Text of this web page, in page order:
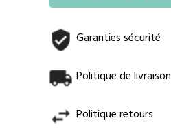
Garanties sécurité
Politique de livraison
Politique retours